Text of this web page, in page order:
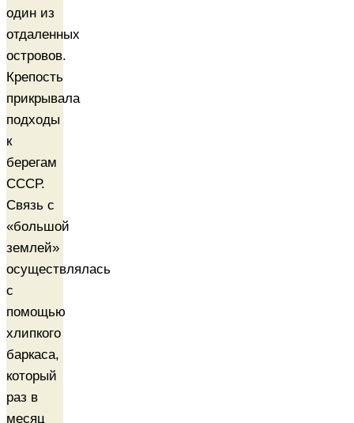
один из
отдаленных
островов.
Крепость
прикрывала
подходы
к
берегам
СССР.
Связь с
«большой
землей»
осуществлялась
с
помощью
хлипкого
баркаса,
который
раз в
месяц